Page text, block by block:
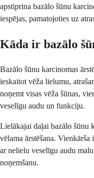
apstiprina bazālo šūnu
iespējas, pamatojoties uz
Kāda ir bazālo
Bazālo šūnu karcinomas
ieskaitot vēža lielumu,
noņemt visas vēža šūnas,
veselīgu audu un funkciju.
Lielākajai daļai bazālo šūnu
vēlama ārstēšana.
ar nelielu veselīgu audu
noņemšanu.